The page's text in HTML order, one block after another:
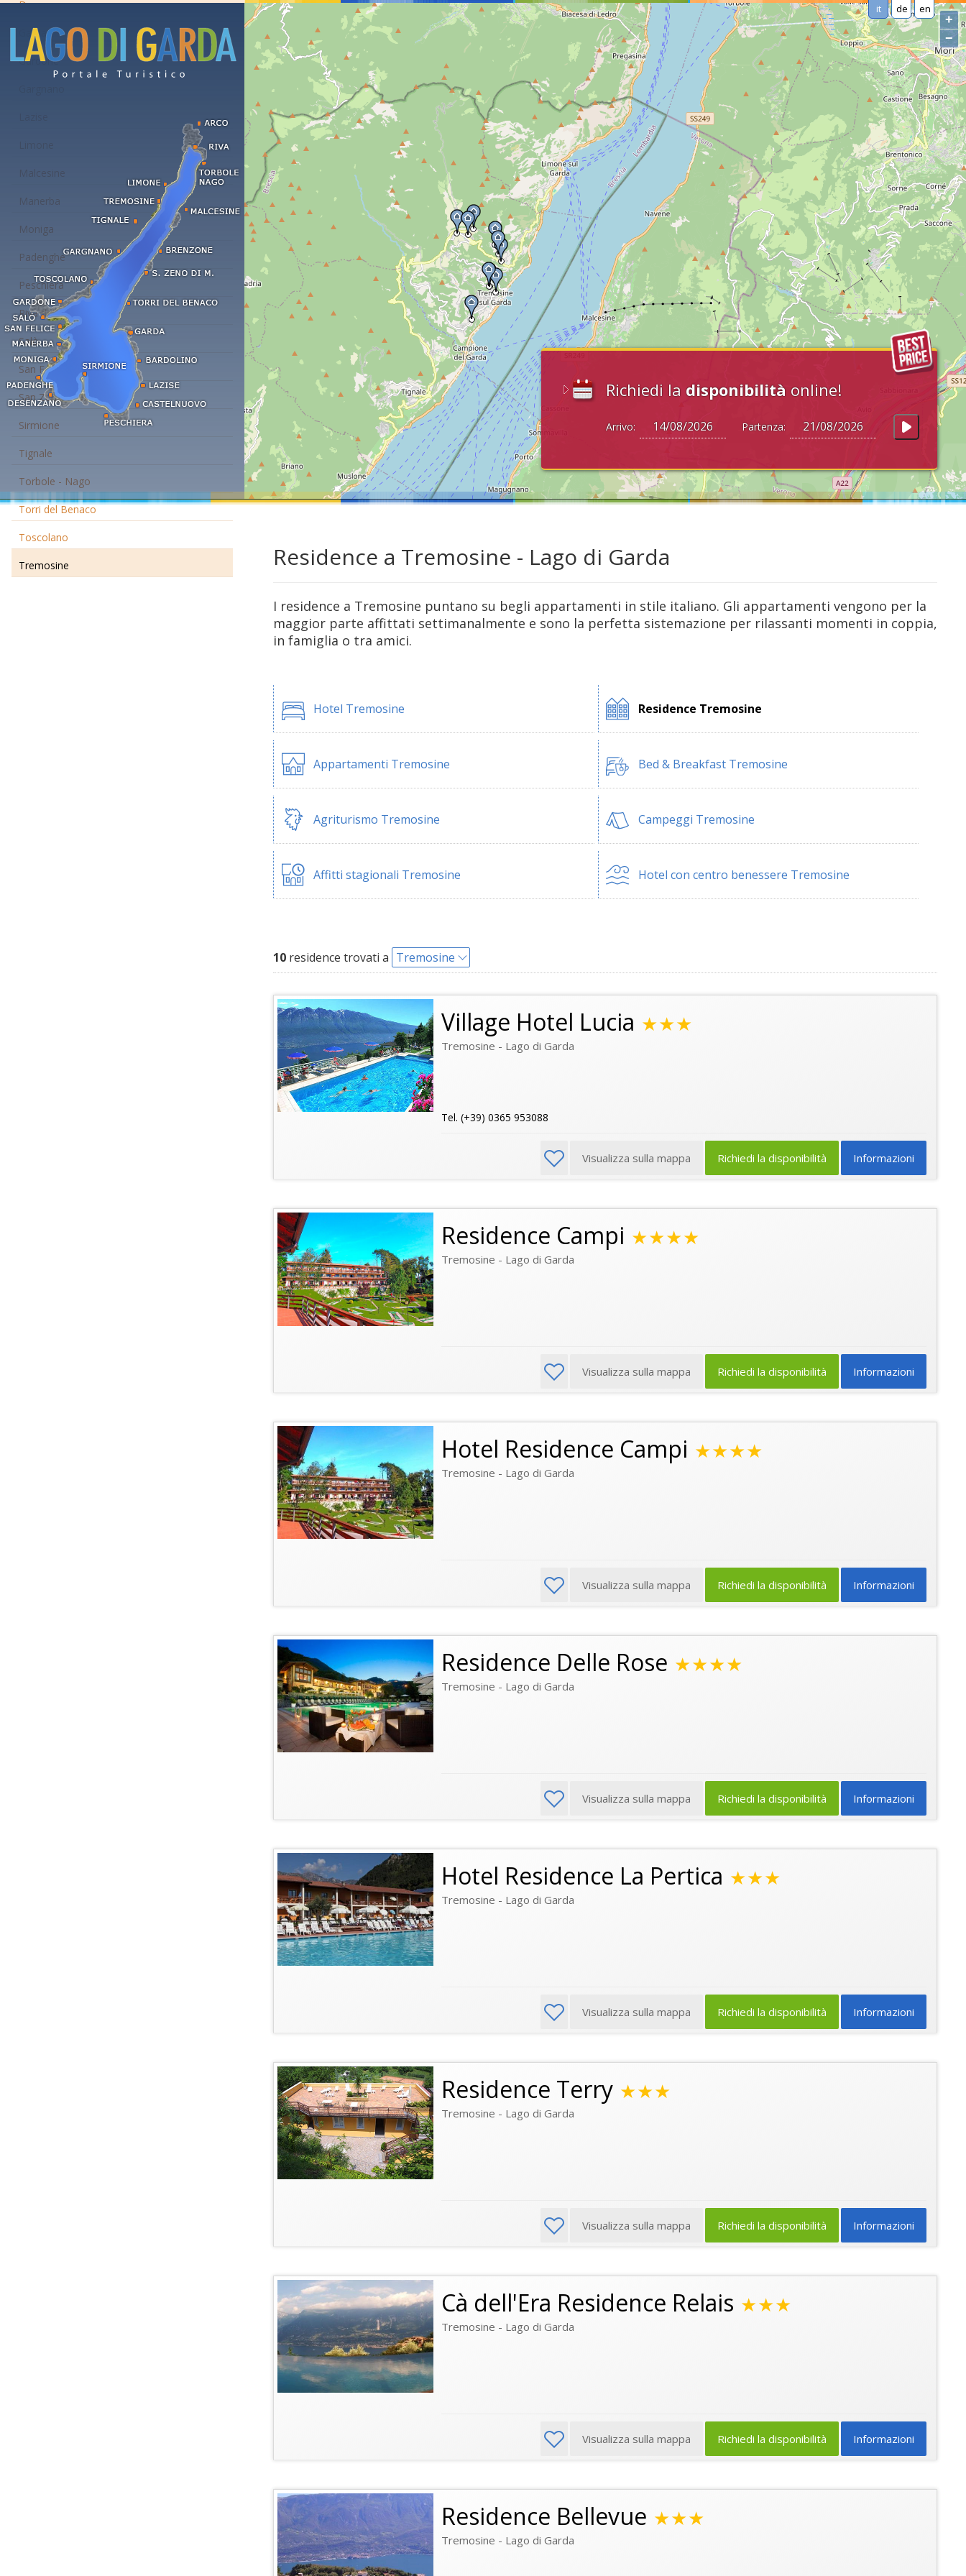
it de en
Richiedi la disponibilità online!
Arrivo: Partenza:
+
−
Desenzano
Garda
Gardone
Malcesine
Manerba
Moniga
Padenghe
Peschiera
Riva del Garda
Salò
San Felice
San Zeno di Montagna
Sirmione
Tignale
Torbole - Nago
Torri del Benaco
Toscolano
Tremosine Residence a Tremosine - Lago di Garda
I residence a Tremosine puntano su begli appartamenti in stile italiano. Gli appartamenti vengono per la
maggior parte affittati settimanalmente e sono la perfetta sistemazione per rilassanti momenti in coppia,
in famiglia o tra amici.
Hotel Tremosine Residence Tremosine
Appartamenti Tremosine Bed & Breakfast Tremosine
Agriturismo Tremosine Campeggi Tremosine
Affitti stagionali Tremosine Hotel con centro benessere Tremosine
10 residence trovati a Tremosine
Village Hotel Lucia ★★★
Tremosine - Lago di Garda
Tel. (+39) 0365 953088
Informazioni
Richiedi la disponibilità
Visualizza sulla mappa
Residence Campi ★★★★
Tremosine - Lago di Garda
Informazioni
Richiedi la disponibilità
Visualizza sulla mappa
Hotel Residence Campi ★★★★
Tremosine - Lago di Garda
Informazioni
Richiedi la disponibilità
Visualizza sulla mappa
Residence Delle Rose ★★★★
Tremosine - Lago di Garda
Informazioni
Richiedi la disponibilità
Visualizza sulla mappa
Hotel Residence La Pertica ★★★
Tremosine - Lago di Garda
Informazioni
Richiedi la disponibilità
Visualizza sulla mappa
Residence Terry ★★★
Tremosine - Lago di Garda
Informazioni
Richiedi la disponibilità
Visualizza sulla mappa
Cà dell'Era Residence Relais ★★★
Tremosine - Lago di Garda
Informazioni
Richiedi la disponibilità
Visualizza sulla mappa
Residence Bellevue ★★★
Tremosine - Lago di Garda